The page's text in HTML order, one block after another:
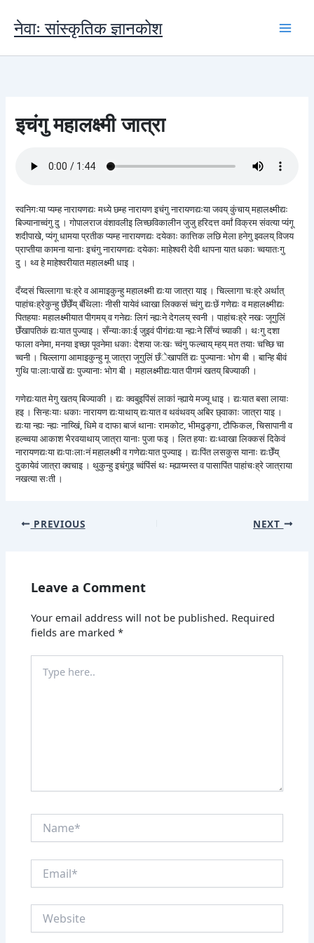
content
नेवाः सांस्कृतिक ज्ञानकोश
इचंगु महालक्ष्मी जात्रा
स्वनिगःया प्यम्ह नारायणद्यः मध्ये छम्ह नारायण इचंगु नारायणद्यःया जवय् कुंचाय् महालक्ष्मीद्यः
बिज्यानाच्वंगु दु । गोपालराज वंशावलीइ लिच्छविकालीन जुजु हरिदत्त वर्मां विक्रम संवत्या प्यंगू
शदीपाखे, प्यंगू धामया प्रतीक प्यम्ह नारायणद्यः दयेकाः कात्तिक लछि मेला हनेगु झ्वलय् विजय
प्राप्तीया कामना यानाः इचंगु नारायणद्यः दयेकाः माहेश्वरी देवी थापना यात धकाः च्वयातःगु
दु । थ्व हे माहेश्वरीयात महालक्ष्मी धाइ ।
दँय्दसं चिल्लागा चःह्रे व आमाइकुन्हु महालक्ष्मी द्यःया जात्रा याइ । चिल्लागा चःह्रे अर्थात्
पाहांचःह्रेकुन्हु छेँछेँय् बँथिलाः नीसी यायेवं ध्वाखा लिक्कसं च्वंगु द्यःछें गणेद्यः व महालक्ष्मीद्यः
पितहयाः महालक्ष्मीयात पीगमय् व गनेद्यः लिगं न्ह्यःने देगलय् स्वनी । पाहांचःह्रे नखः जूगुलिं
छेँखापतिकं द्यःयात पुज्याइ । सँन्याःकाःई जुइवं पीगंद्यःया न्ह्यःने सिँग्वं च्याकी । थःगु दशा
फाला वनेमा, मनया इच्छा पूवनेमा धकाः देशया जःखः च्वंगु फल्चाय् म्हय् मत तयाः चच्छि चा
च्वनी । चिल्लागा आमाइकुन्हु मू जात्रा जूगुलिं छँेखापतिं द्यः पुज्यानाः भोग बी । बान्हि बीवं
गुथि पाःलाःपाखें द्यः पुज्यानाः भोग बी । महालक्ष्मीद्यःयात पीगमं खतय् बिज्याकी ।
गणेद्यःयात मेगु खतय् बिज्याकी । द्यः क्वबुइपिंसं लाकां न्ह्याये मज्यू धाइ । द्यःयात बसा लायाः
हइ । सिन्हःयाः धकाः नारायण द्यःयाथाय् द्यःयात व थवंथवय् अबिर छ्वाकाः जात्रा याइ ।
द्यःया न्ह्यः न्ह्यः नाय्खिं, धिमे व दाफा बाजं थानाः रामकोट, भीमढुङ्गा, टौफिकल, चिसापानी व
हल्च्वया आकाश भैरवयाथाय् जात्रा यानाः पुजा फइ । लित हयाः द्यःध्वाखा लिक्कसं दिकेवं
नारायणद्यःया द्यःपाःलाःनं महालक्ष्मी व गणेद्यःयात पुज्याइ । द्यःपिंत लसकुस यानाः द्यःछेँय्
दुकायेवं जात्रा क्वचाइ । थुकुन्हु इचंगुइ च्वंपिंसं थः म्ह्याय्मस्त व पासापिंत पाहांचःह्रे जात्राया
नखत्या सःती ।
PREVIOUS NEXT
Leave a Comment
Your email address will not be published. Required
fields are marked*
here..